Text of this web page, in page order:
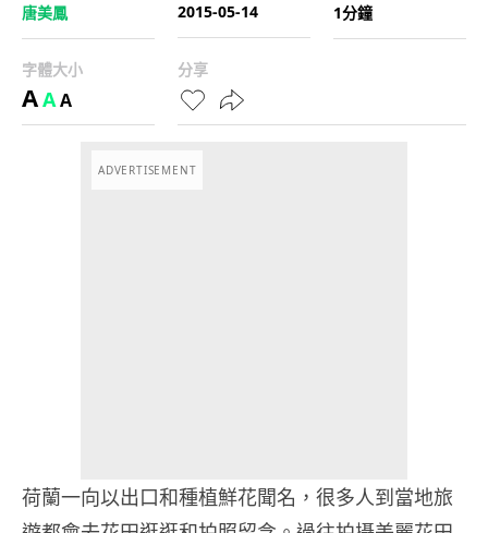
唐美鳳
2015-05-14
1分鐘
字體大小
AAA
分享
ADVERTISEMENT
荷蘭一向以出口和種植鮮花聞名，很多人到當地旅